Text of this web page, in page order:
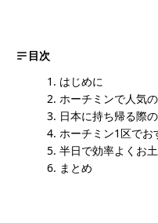
目次
はじめに
ホーチミンで人気
日本に持ち帰る際
ホーチミン1区でお
半日で効率よくお
まとめ